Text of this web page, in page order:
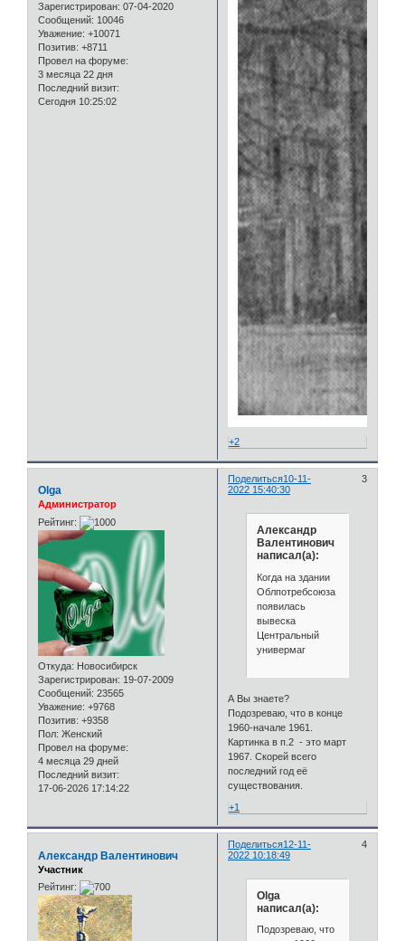
Зарегистрирован: 07-04-2020
Сообщений: 10046
Уважение: +10071
Позитив: +8711
Провел на форуме:
3 месяца 22 дня
Последний визит:
Сегодня 10:25:02
+2
Поделиться 3
10-11-
2022 15:40:30
Olga
Администратор
Рейтинг:
Откуда: Новосибирск
Зарегистрирован: 19-07-2009
Сообщений: 23565
Уважение: +9768
Позитив: +9358
Пол: Женский
Провел на форуме:
4 месяца 29 дней
Последний визит:
17-06-2026 17:14:22
Александр
Валентинович
написал(а):
Когда на здании
Облпотребсоюза
появилась
вывеска
Центральный
универмаг
А Вы знаете?
Подозреваю, что в конце
1960-начале 1961.
Картинка в п.2 - это март
1967. Скорей всего
последний год её
существования.
+1
Поделиться 4
12-11-
2022 10:18:49
Александр Валентинович
Участник
Рейтинг:
Olga
написал(а):
Подозреваю, что